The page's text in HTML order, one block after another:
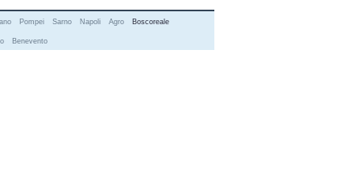
Pompei Sarno Napoli Agro Boscoreale
Benevento